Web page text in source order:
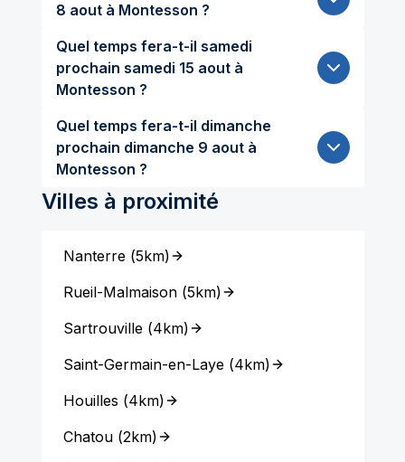
8 aout à Montesson ?
Quel temps fera-t-il samedi
prochain samedi 15 aout à
Montesson ?
Quel temps fera-t-il dimanche
prochain dimanche 9 aout à
Montesson ?
Villes à proximité
Nanterre(5km)
Rueil-Malmaison(5km)
Sartrouville(4km)
Saint-Germain-en-Laye(4km)
Houilles (4km)
Chatou(2km)